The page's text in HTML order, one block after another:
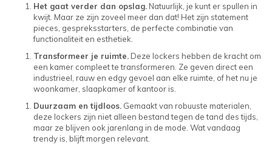
Het gaat verder dan opslag. Natuurlijk, je kunt er spullen in
kwijt. Maar ze zijn zoveel meer dan dat! Het zijn statement
pieces, gespreksstarters, de perfecte combinatie van
functionaliteit en esthetiek.
Transformeer je ruimte. Deze lockers hebben de kracht om
een kamer compleet te transformeren. Ze geven direct een
industrieel, rauw en edgy gevoel aan elke ruimte, of het nu je
woonkamer, slaapkamer of kantoor is.
Duurzaam en tijdloos. Gemaakt van robuuste materialen,
deze lockers zijn niet alleen bestand tegen de tand des tijds,
maar ze blijven ook jarenlang in de mode. Wat vandaag
trendy is, blijft morgen relevant.